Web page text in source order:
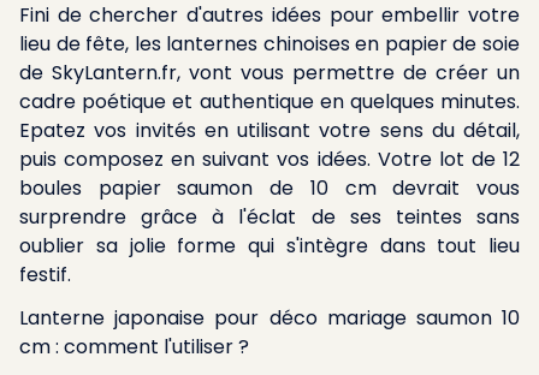
Fini de chercher d'autres idées pour embellir votre
lieu de fête, les lanternes chinoises en papier de soie
de SkyLantern.fr, vont vous permettre de créer un
cadre poétique et authentique en quelques minutes.
Epatez vos invités en utilisant votre sens du détail,
puis composez en suivant vos idées. Votre lot de 12
boules papier saumon de 10 cm devrait vous
surprendre grâce à l'éclat de ses teintes sans
oublier sa jolie forme qui s'intègre dans tout lieu
festif.
Lanterne japonaise pour déco mariage saumon 10
cm : comment l'utiliser ?